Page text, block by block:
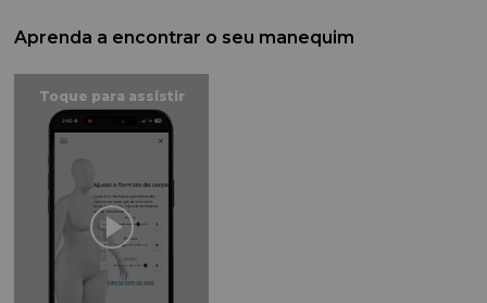
Aprenda a encontrar o seu manequim